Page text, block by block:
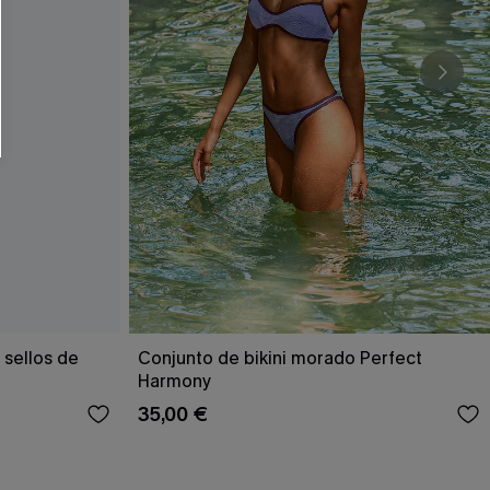
de
Conjunto de bikini morado Perfect
Harmony
35,00 €
formulario, usted acepta nuestros
, y además acepta recibir correos
de Cupshe en cualquier momento del
compra. Podemos utilizar la
y ofertas adaptados a su perfil.